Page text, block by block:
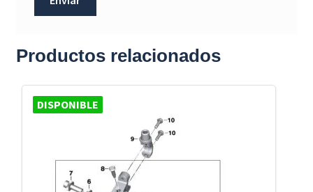
Productos relacionados
DISPONIBLE